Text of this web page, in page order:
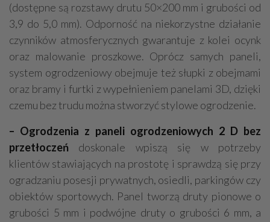
(dostępne są rozstawy drutu 50×200 mm i grubości od
3,9 do 5,0 mm). Odporność na niekorzystne działanie
czynników atmosferycznych gwarantuje z kolei ocynk
oraz malowanie proszkowe. Oprócz samych paneli,
system ogrodzeniowy obejmuje też słupki z obejmami
oraz bramy i furtki z wypełnieniem panelami 3D, dzięki
czemu bez trudu można stworzyć stylowe ogrodzenie.
– Ogrodzenia z paneli ogrodzeniowych 2 D bez
przetłoczeń doskonale wpiszą się w potrzeby
klientów stawiających na prostotę i sprawdzą się przy
ogradzaniu posesji prywatnych, osiedli, parkingów czy
obiektów sportowych. Panel tworzą druty pionowe o
grubości 5 mm i podwójne druty o grubości 6 mm, a